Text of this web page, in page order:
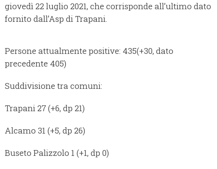
giovedì 22 luglio 2021, che corrisponde all’ultimo dato
fornito dall’Asp di Trapani.
Persone attualmente positive: 435(+30, dato
precedente 405)
Suddivisione tra comuni:
Trapani 27 (+6, dp 21)
Alcamo 31 (+5, dp 26)
Buseto Palizzolo 1 (+1, dp 0)